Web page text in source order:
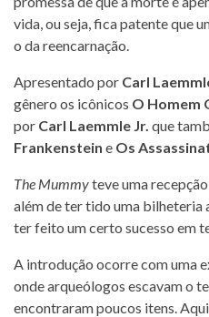
vida, ou seja, fica patente que
o da reencarnação.
Apresentado por Carl
gênero os icônicos O Homem
por Carl Laemmle Jr. que
Frankenstein e Os
The Mummyteve uma
além de ter tido uma bilheteria
ter feito um certo sucesso em
A introdução ocorre com uma
onde arqueólogos escavam o
encontraram poucos itens.